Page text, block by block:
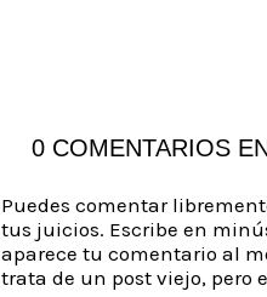
0 COMENTARIOS
Puedes comentar
tus juicios. Escribe en
aparece tu comentario al
trata de un post viejo, pero